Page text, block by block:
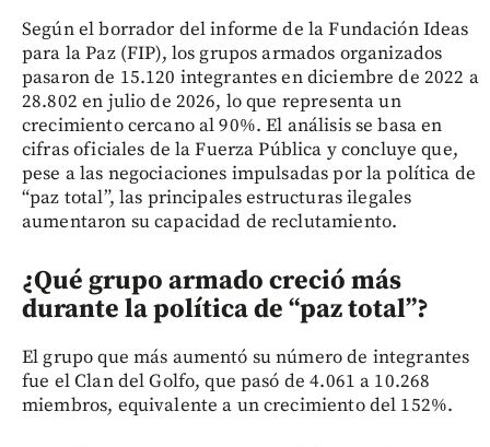
Según el borrador del informe de la Fundación Ideas
para la Paz (FIP), los grupos armados organizados
pasaron de 15.120 integrantes en diciembre de 2022 a
28.802 en julio de 2026, lo que representa un
crecimiento cercano al 90%. El análisis se basa en
cifras oficiales de la Fuerza Pública y concluye que,
pese a las negociaciones impulsadas por la política de
“paz total”, las principales estructuras ilegales
aumentaron su capacidad de reclutamiento.
¿Qué grupo armado creció más
durante la política de “paz total”?
El grupo que más aumentó su número de integrantes
fue el Clan del Golfo, que pasó de 4.061 a 10.268
miembros, equivalente a un crecimiento del 152%.